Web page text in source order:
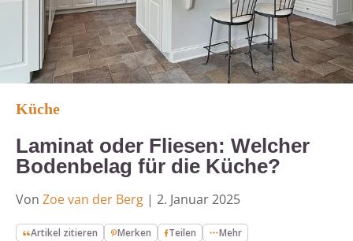
Küche
Laminat oder Fliesen: Welcher
Bodenbelag für die Küche?
Von Zoe van der Berg | 2. Januar 2025
Artikel zitieren Merken Teilen Mehr